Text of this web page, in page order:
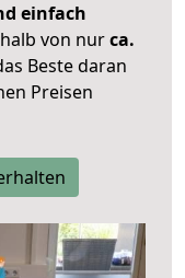
einfach
von nurca.
Beste daran
Preisen